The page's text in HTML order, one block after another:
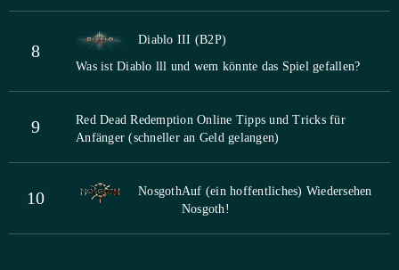
8
Diablo III (B2P)
Was ist Diablo lll und wem könnte das Spiel gefallen?
9
Red Dead Redemption Online Tipps und Tricks für
Anfänger (schneller an Geld gelangen)
10 NosgothAuf (ein hoffentliches) Wiedersehen
Nosgoth!